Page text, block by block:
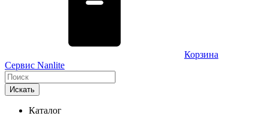
Корзина
Сервис Nanlite
Искать
Каталог